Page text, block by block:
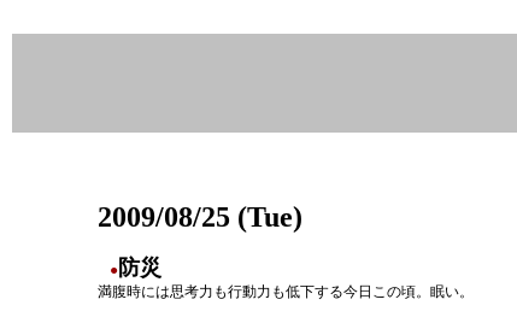
2009/08/25 (Tue)
● 防災
満腹時には思考力も行動力も低下する今日この頃。眠い。